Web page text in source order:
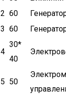
2 60
3 60
4
30*
40
5 50